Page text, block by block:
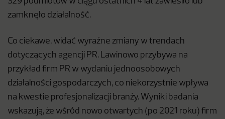
zamknęło działalność.
Co ciekawe, widać wyraźne zmiany w trendach
dotyczących agencji PR. Lawinowo przybywa na
przykład firm PR w wydaniu jednoosobowych
działalności gospodarczych, co niekorzystnie wpływa
na kwestie profesjonalizacji branży. Wyniki badania
wskazują, że wśród nowo otwartych (po 2021 roku) firm